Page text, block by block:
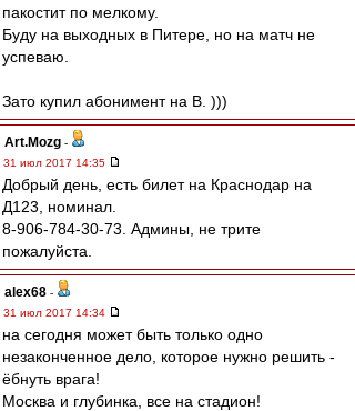
пакостит по мелкому.
Буду на выходных в Питере, но на матч не
успеваю.
Зато купил абонимент на B. )))
Art.Mozg -
31 июл 2017 14:35
Добрый день, есть билет на Краснодар на
Д123, номинал.
8-906-784-30-73. Админы, не трите
пожалуйста.
alex68 -
31 июл 2017 14:34
на сегодня может быть только одно
незаконченное дело, которое нужно решить -
ёбнуть врага!
Москва и глубинка, все на стадион!